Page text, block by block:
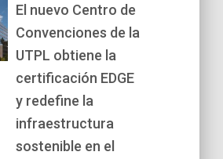
El nuevo Centro de
Convenciones de la
UTPL obtiene la
certificación EDGE
y redefine la
infraestructura
sostenible en el